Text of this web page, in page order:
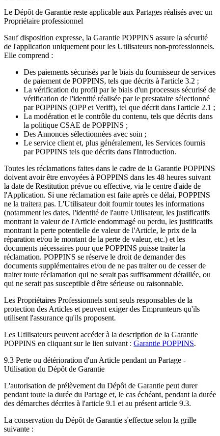
Le Dépôt de Garantie reste applicable aux Partages réalisés avec un
Propriétaire professionnel
Sauf disposition expresse, la Garantie POPPINS assure la sécurité
de l'application uniquement pour les Utilisateurs non-professionnels.
Elle comprend :
Des paiements sécurisés par le biais du fournisseur de services
de paiement de POPPINS, tels que décrits à l'article 3.2 ;
La vérification du profil par le biais d'un processus sécurisé de
vérification de l'identité réalisée par le prestataire sélectionné
par POPPINS (OPP et Veriff), tel que décrit dans l'article 2.1 ;
La modération et le contrôle du contenu, tels que décrits dans
la politique CSAE de POPPINS ;
Des Annonces sélectionnées avec soin ;
Le service client et, plus généralement, les Services fournis
par POPPINS tels que décrits dans l'Introduction.
Toutes les réclamations faites dans le cadre de la Garantie POPPINS
doivent avoir être envoyées à POPPINS dans les 48 heures suivant
la date de Restitution prévue ou effective, via le centre d'aide de
l'Application. Si une réclamation est faite après ce délai, POPPINS
ne la traitera pas. L'Utilisateur doit fournir toutes les informations
(notamment les dates, l'identité de l'autre Utilisateur, les justificatifs
montrant la valeur de l'Article endommagé ou perdu, les justificatifs
montrant la perte potentielle de valeur de l'Article, le prix de la
réparation et/ou le montant de la perte de valeur, etc.) et les
documents nécessaires pour que POPPINS puisse traiter la
réclamation. POPPINS se réserve le droit de demander des
documents supplémentaires et/ou de ne pas traiter ou de cesser de
traiter toute réclamation qui ne serait pas suffisamment détaillée, ou
qui ne serait pas susceptible d'être sérieuse ou raisonnable.
Les Propriétaires Professionnels sont seuls responsables de la
protection des Articles et peuvent exiger des Emprunteurs qu'ils
utilisent l'assurance qu'ils proposent.
Les Utilisateurs peuvent accéder à la description de la Garantie
POPPINS en cliquant sur le lien suivant : Garantie POPPINS.
9.3 Perte ou détérioration d'un Article pendant un Partage -
Utilisation du Dépôt de Garantie
L'autorisation de prélèvement du Dépôt de Garantie peut durer
pendant toute la durée du Partage et, le cas échéant, pendant la durée
des démarches décrites à l'article 9.1 et au présent article 9.3.
La conservation du Dépôt de Garantie s'effectue selon la grille
suivante :